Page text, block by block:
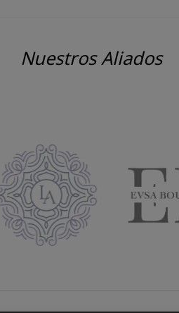
Nuestros Aliados